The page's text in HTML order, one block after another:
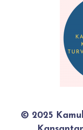
© 2025